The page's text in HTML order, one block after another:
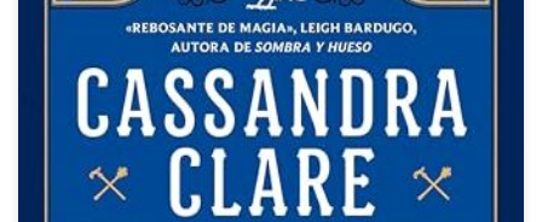
El caballero muerte es la segunda entrega de la serie Crónicas de
Castelana de Cassandra Clare. Regresamos a este mundo en
plena crisis diplomática: tras la matanza ocurrida en el palacio, la
corte se encuentra en alerta. La política que busca una solución
pacífica y protectora para el reino tiembla. […]